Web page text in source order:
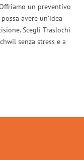
un preventivo
avere un’idea
Scegli Traslochi
senza stress e a